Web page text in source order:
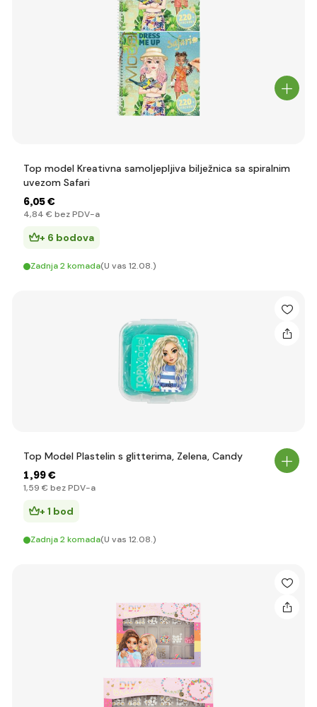
Top model Kreativna samoljepljiva bilježnica sa spiralnim
uvezom Safari
6,05 €
4,84 € bez PDV-a
+ 6 bodova
Zadnja 2 komada(U vas 12.08.)
Top Model Plastelin s glitterima, Zelena, Candy
1,99 €
1,59 € bez PDV-a
+ 1 bod
Zadnja 2 komada(U vas 12.08.)